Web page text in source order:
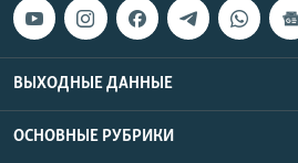
ВЫХОДНЫЕ ДАННЫЕ
ОСНОВНЫЕ РУБРИКИ